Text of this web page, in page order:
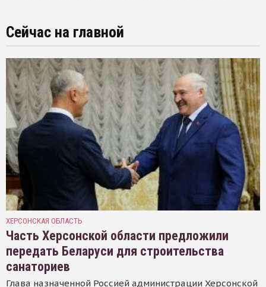
Сейчас на главной
ХЕРСОНСКАЯ ОБЛАСТЬ
Часть Херсонской области предложили
передать Беларуси для строительства
санаториев
Глава назначенной Россией администрации Херсонской